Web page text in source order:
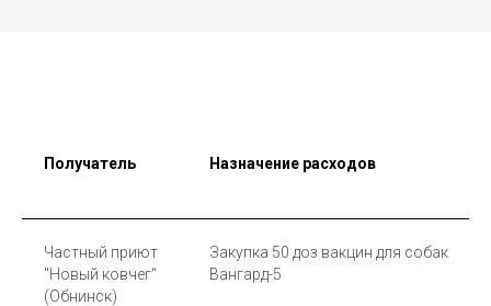
Получатель Назначение расходов
Частный приют
"Новый ковчег"
(Обнинск)
Закупка 50 доз вакцин для собак
Вангард-5